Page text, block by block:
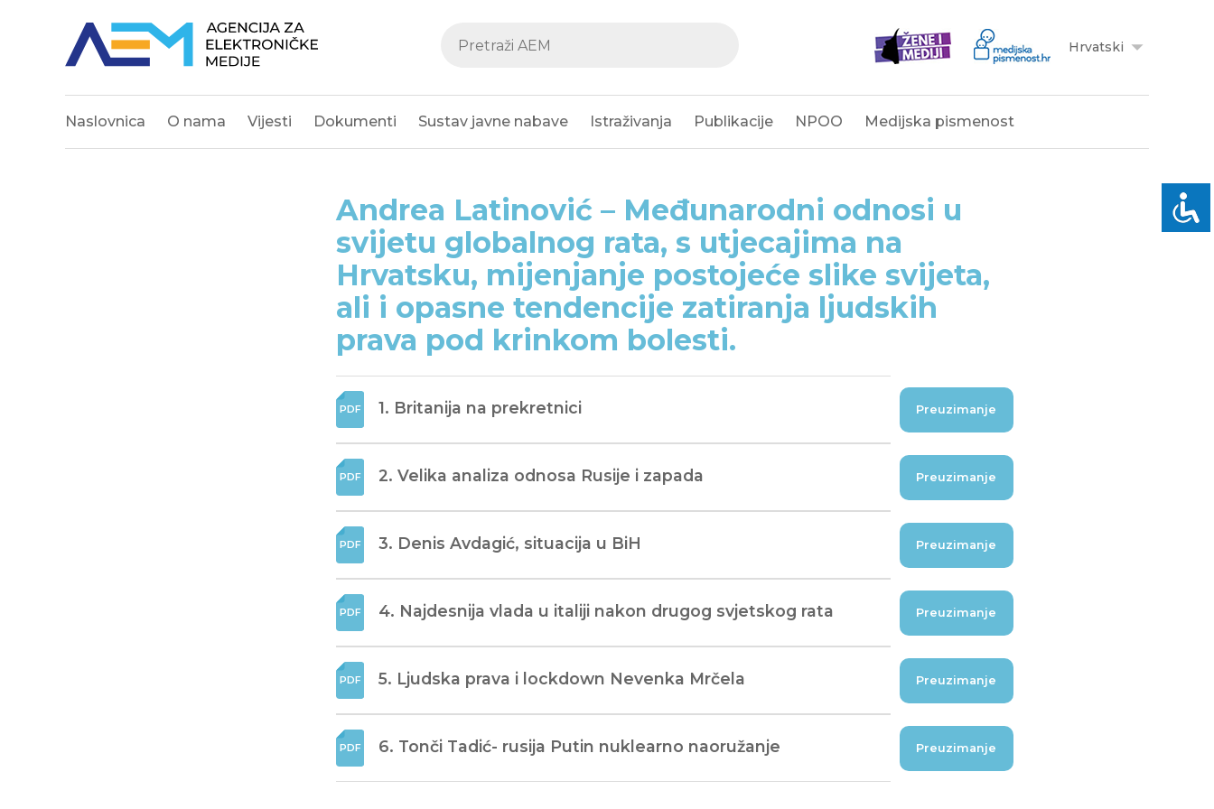
Hrvatski
Naslovnica O nama Vijesti Dokumenti Sustav javne nabave Istraživanja Publikacije NPOO Medijska pismenost
Andrea Latinović – Međunarodni odnosi u
svijetu globalnog rata, s utjecajima na
Hrvatsku, mijenjanje postojeće slike svijeta,
ali i opasne tendencije zatiranja ljudskih
prava pod krinkom bolesti.
1. Britanija na prekretnici Preuzimanje
2. Velika analiza odnosa Rusije i zapada Preuzimanje
3. Denis Avdagić, situacija u BiH Preuzimanje
4. Najdesnija vlada u italiji nakon drugog svjetskog rata Preuzimanje
5. Ljudska prava i lockdown Nevenka Mrčela Preuzimanje
6. Tonči Tadić- rusija Putin nuklearno naoružanje Preuzimanje